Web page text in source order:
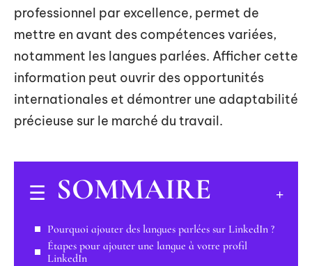
professionnel par excellence, permet de
mettre en avant des compétences variées,
notamment les langues parlées. Afficher cette
information peut ouvrir des opportunités
internationales et démontrer une adaptabilité
précieuse sur le marché du travail.
SOMMAIRE
Pourquoi ajouter des langues parlées sur LinkedIn ?
Étapes pour ajouter une langue à votre profil
LinkedIn